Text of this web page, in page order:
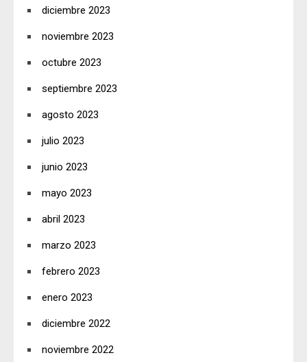
diciembre 2023
noviembre 2023
octubre 2023
septiembre 2023
agosto 2023
julio 2023
junio 2023
mayo 2023
abril 2023
marzo 2023
febrero 2023
enero 2023
diciembre 2022
noviembre 2022